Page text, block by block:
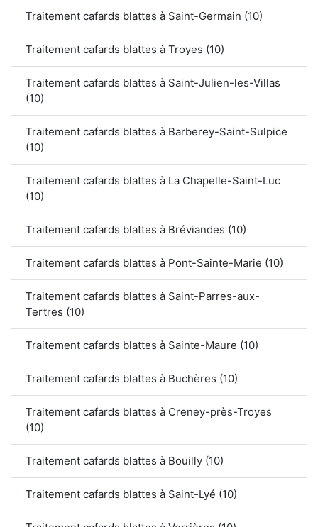
Traitement cafards blattes à Saint-Germain (10)
Traitement cafards blattes à Troyes (10)
Traitement cafards blattes à Saint-Julien-les-Villas
(10)
Traitement cafards blattes à Barberey-Saint-Sulpice
(10)
Traitement cafards blattes à La Chapelle-Saint-Luc
(10)
Traitement cafards blattes à Bréviandes (10)
Traitement cafards blattes à Pont-Sainte-Marie (10)
Traitement cafards blattes à Saint-Parres-aux-
Tertres (10)
Traitement cafards blattes à Sainte-Maure (10)
Traitement cafards blattes à Buchères (10)
Traitement cafards blattes à Creney-près-Troyes
(10)
Traitement cafards blattes à Bouilly (10)
Traitement cafards blattes à Saint-Lyé (10)